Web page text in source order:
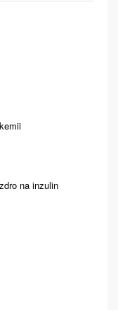
na inzulin